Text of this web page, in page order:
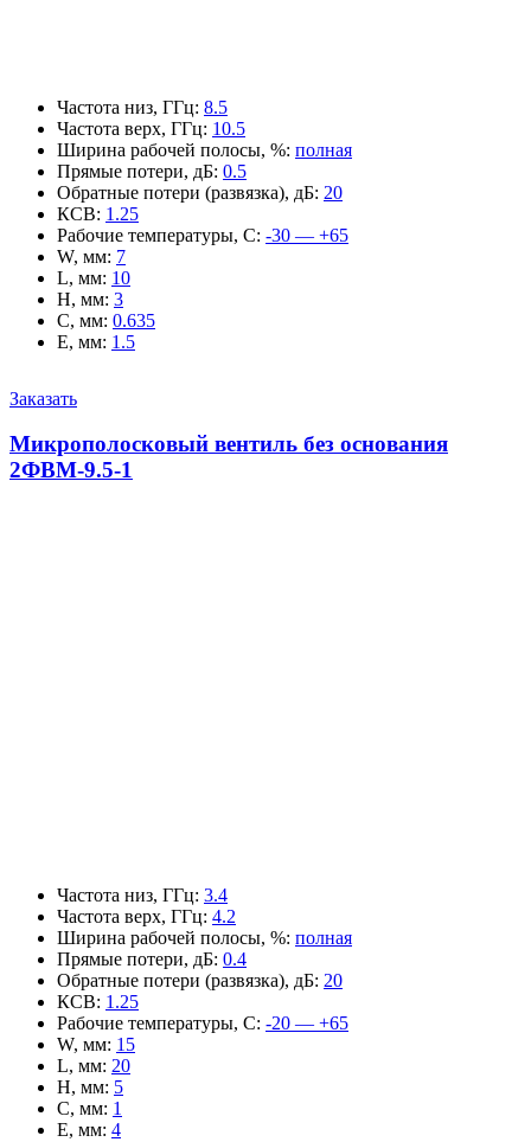
Частота низ, ГГц: 8.5
Частота верх, ГГц: 10.5
Ширина рабочей полосы, %: полная
Прямые потери, дБ: 0.5
Обратные потери (развязка), дБ: 20
КСВ: 1.25
Рабочие температуры, С: -30 — +65
W, мм: 7
L, мм: 10
H, мм: 3
C, мм: 0.635
E, мм: 1.5
Заказать
Микрополосковый вентиль без основания
2ФВМ-9.5-1
Частота низ, ГГц: 3.4
Частота верх, ГГц: 4.2
Ширина рабочей полосы, %: полная
Прямые потери, дБ: 0.4
Обратные потери (развязка), дБ: 20
КСВ: 1.25
Рабочие температуры, С: -20 — +65
W, мм: 15
L, мм: 20
H, мм: 5
C, мм: 1
E, мм: 4